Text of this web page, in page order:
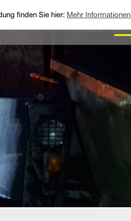
finden Sie hier: Mehr Informationen